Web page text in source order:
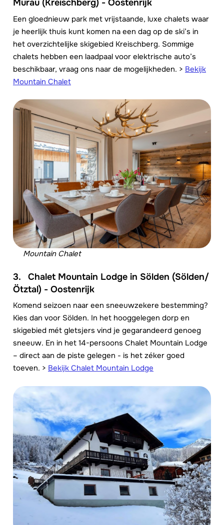
Murau (Kreischberg) - Oostenrijk
Een gloednieuw park met vrijstaande, luxe chalets waar
je heerlijk thuis kunt komen na een dag op de ski’s in
het overzichtelijke skigebied Kreischberg. Sommige
chalets hebben een laadpaal voor elektrische auto’s
beschikbaar, vraag ons naar de mogelijkheden. > Bekijk
Mountain Chalet
Mountain Chalet
3.
Chalet Mountain Lodge in Sölden (Sölden/
Ötztal) - Oostenrijk
Komend seizoen naar een sneeuwzekere bestemming?
Kies dan voor Sölden. In het hooggelegen dorp en
skigebied mét gletsjers vind je gegarandeerd genoeg
sneeuw. En in het 14-persoons Chalet Mountain Lodge
– direct aan de piste gelegen - is het zéker goed
toeven. > Bekijk Chalet Mountain Lodge